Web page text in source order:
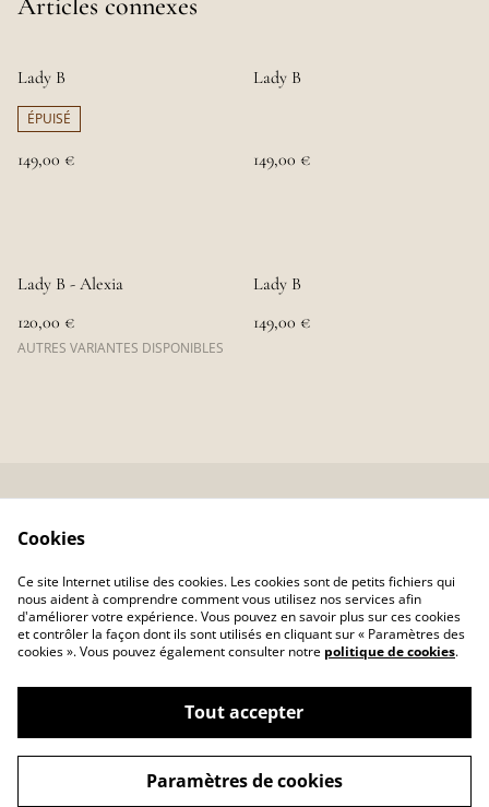
Lady B
ÉPUISÉ
149,00 €
Lady B
149,00 €
Lady B - Alexia
120,00 €
AUTRES VARIANTES DISPONIBLES
Lady B
149,00 €
Collectif Emergence
©2026Tante lilou
powered by
Cookies
Ce site Internet utilise des cookies. Les cookies sont de petits fichiers qui
nous aident à comprendre comment vous utilisez nos services afin
d'améliorer votre expérience. Vous pouvez en savoir plus sur ces cookies
et contrôler la façon dont ils sont utilisés en cliquant sur « Paramètres des
cookies ». Vous pouvez également consulter notre politique de cookies.
Tout accepter
Paramètres de cookies